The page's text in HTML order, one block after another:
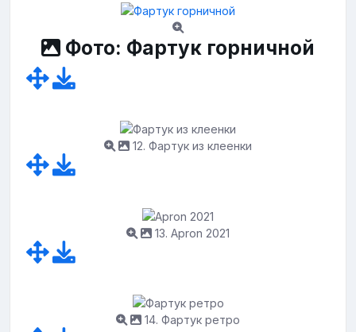
Фото: Фартук горничной
12. Фартук из клеенки
13. Apron 2021
14. Фартук ретро